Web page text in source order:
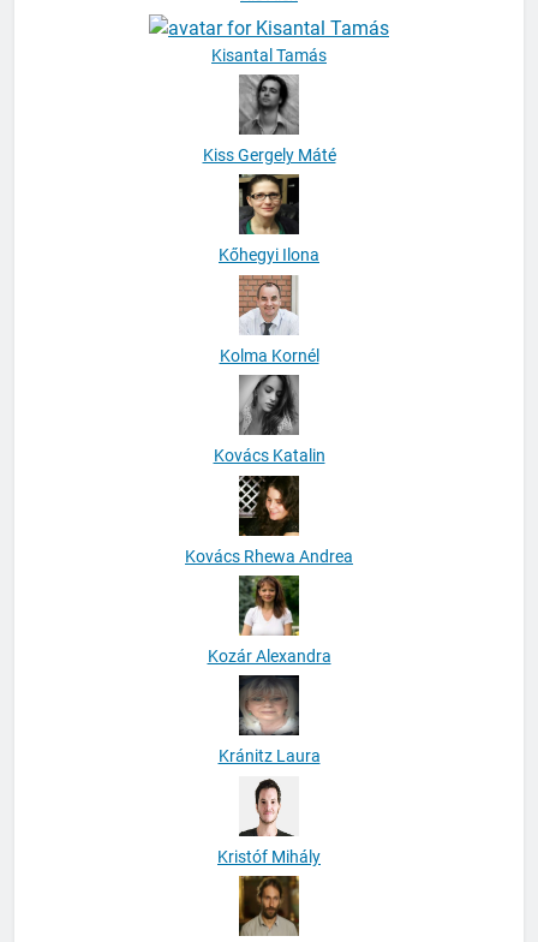
Kisantal Tamás
Kiss Gergely Máté
Kőhegyi Ilona
Kolma Kornél
Kovács Katalin
Kovács Rhewa Andrea
Kozár Alexandra
Kránitz Laura
Kristóf Mihály